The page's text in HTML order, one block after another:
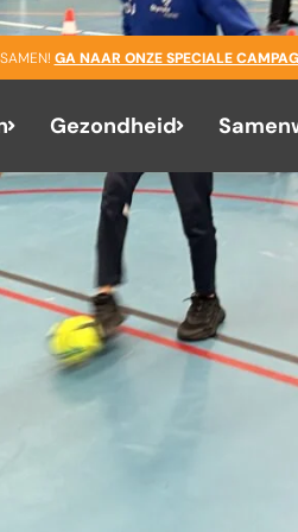
GA NAAR ONZE SPECIALE
Gezondheid